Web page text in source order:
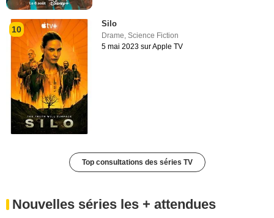
10
Silo
Drame,Science Fiction
5 mai 2023 sur Apple TV
Top consultations des séries TV
Nouvelles séries les + attendues